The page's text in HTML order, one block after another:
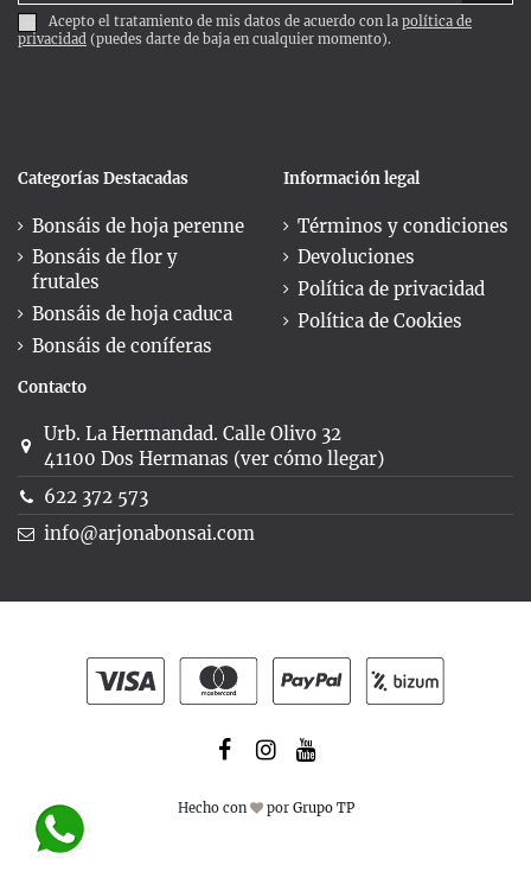
Acepto el tratamiento de mis datos de acuerdo con la política de
privacidad (puedes darte de baja en cualquier momento).
Categorías Destacadas
Bonsáis de hoja perenne
Bonsáis de flor y
frutales
Bonsáis de hoja caduca
Bonsáis de coníferas
Información legal
Términos y condiciones
Devoluciones
Política de privacidad
Política de Cookies
Contacto
Urb. La Hermandad. Calle Olivo 32
41100 Dos Hermanas (ver cómo llegar)
622 372 573
info@arjonabonsai.com
Hecho con por Grupo TP